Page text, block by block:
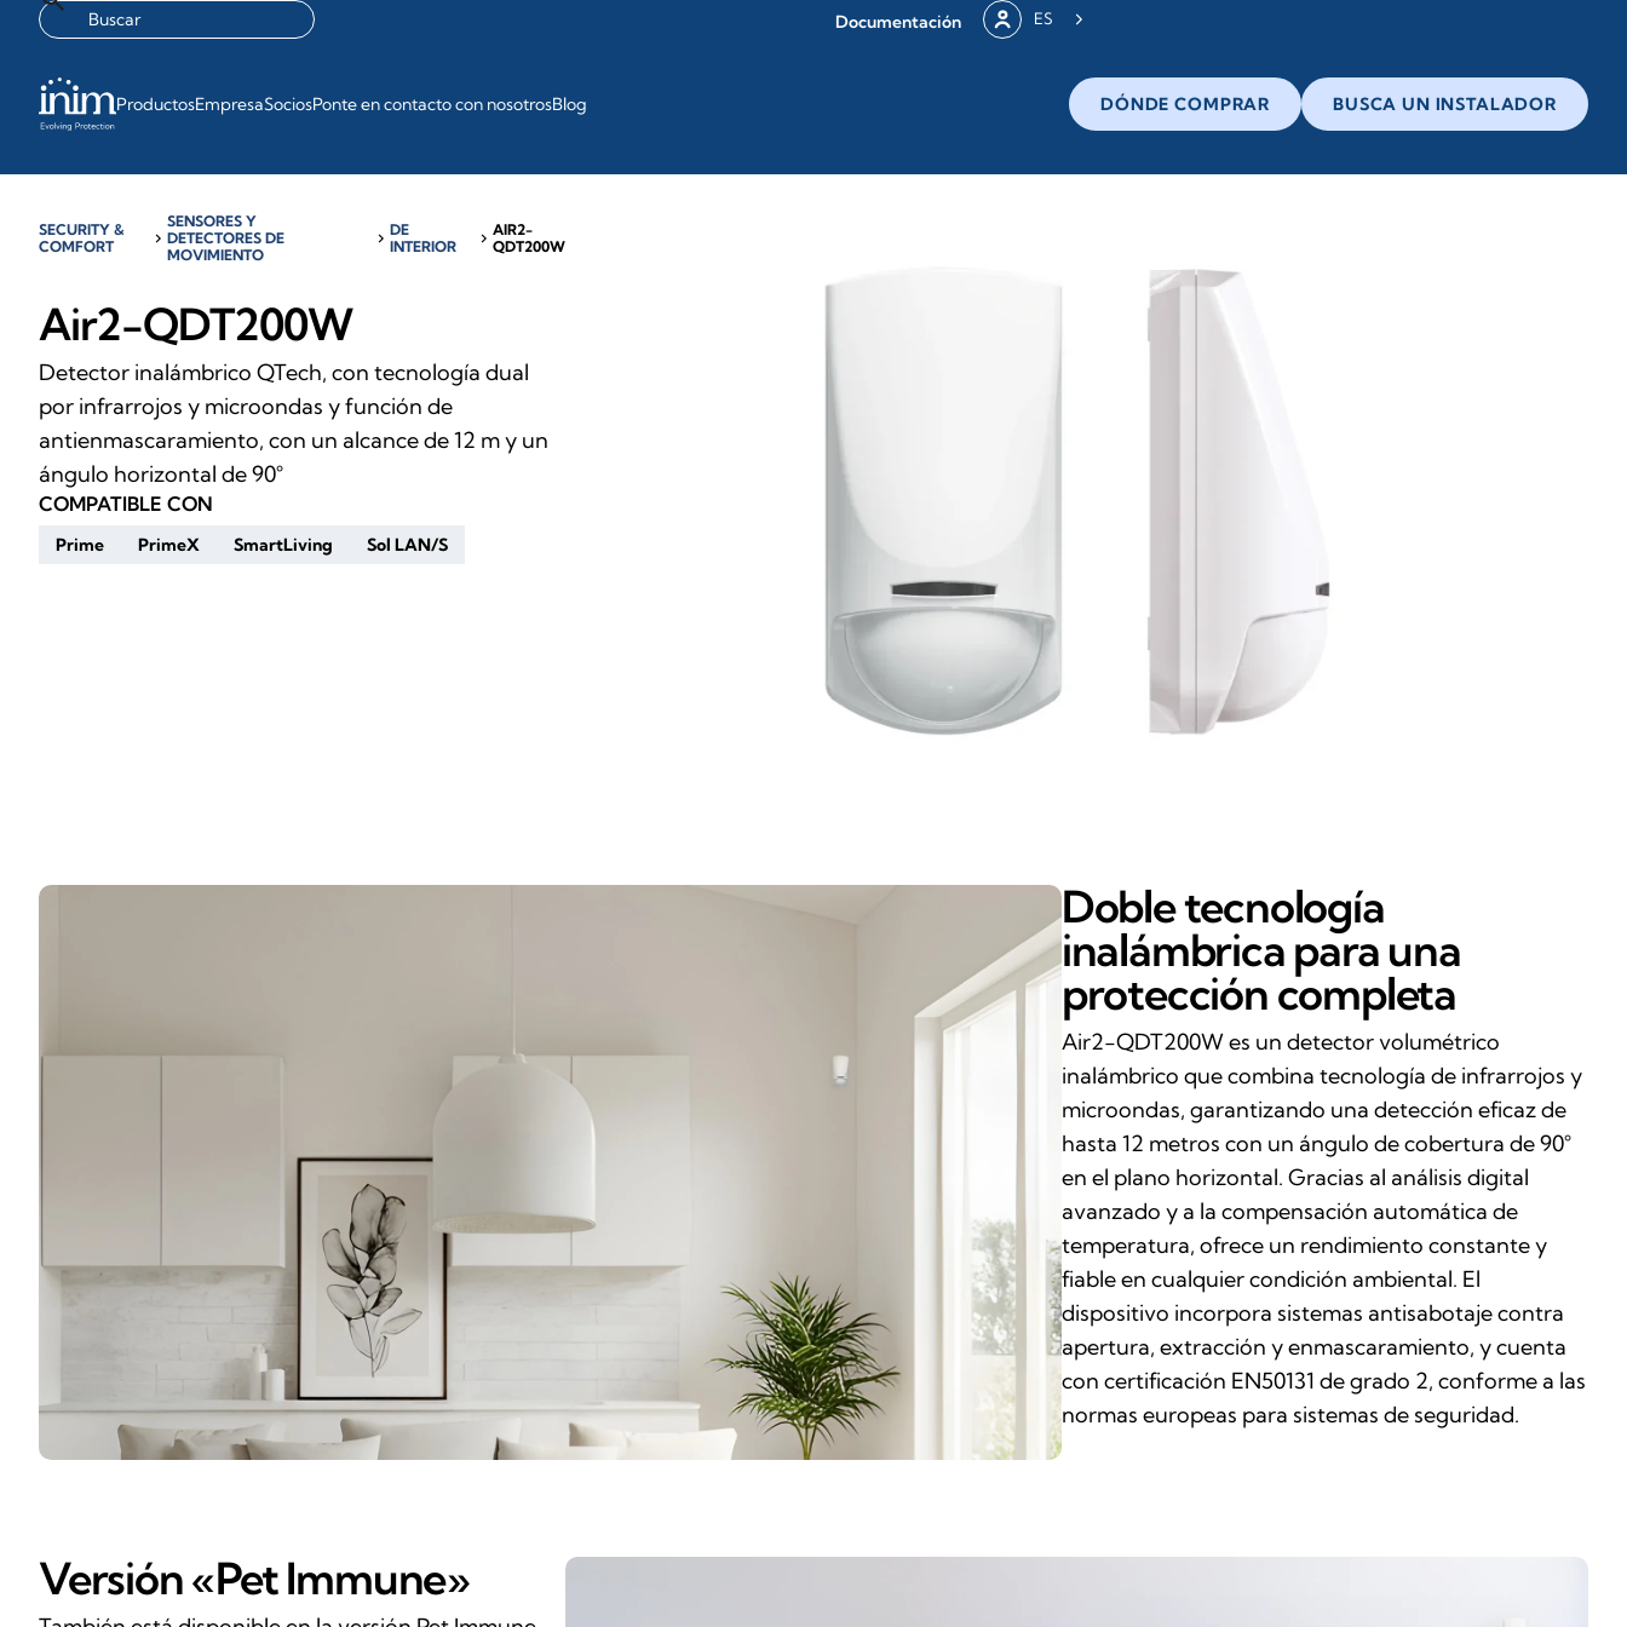
Documentación ES
ProductosEmpresaSociosPonte en contacto con nosotrosBlog DÓNDE COMPRAR BUSCA UN INSTALADOR
SECURITY &
COMFORT
chevron_right
SENSORES Y
DETECTORES DE
MOVIMIENTO
chevron_rightDE
INTERIOR
chevron_rightAIR2-
QDT200W
Air2-QDT200W
Detector inalámbrico QTech, con tecnología dual
por infrarrojos y microondas y función de
antienmascaramiento, con un alcance de 12 m y un
ángulo horizontal de 90°
COMPATIBLE CON
Prime PrimeX SmartLiving Sol LAN/S
Doble tecnología
inalámbrica para una
protección completa
Air2-QDT200W es un detector volumétrico
inalámbrico que combina tecnología de infrarrojos y
microondas, garantizando una detección eficaz de
hasta 12 metros con un ángulo de cobertura de 90°
en el plano horizontal. Gracias al análisis digital
avanzado y a la compensación automática de
temperatura, ofrece un rendimiento constante y
fiable en cualquier condición ambiental. El
dispositivo incorpora sistemas antisabotaje contra
apertura, extracción y enmascaramiento, y cuenta
con certificación EN50131 de grado 2, conforme a las
normas europeas para sistemas de seguridad.
Versión «Pet Immune»